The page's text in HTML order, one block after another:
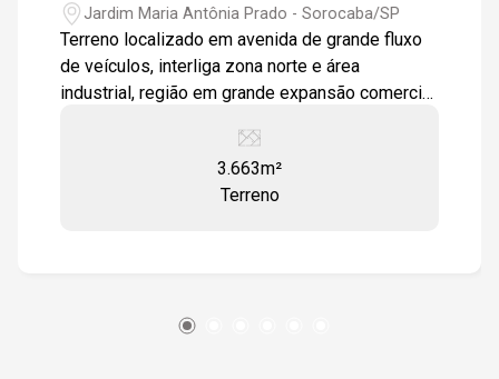
Jardim Maria Antônia Prado - Sorocaba/SP
Terreno localizado em avenida de grande fluxo
de veículos, interliga zona norte e área
industrial, região em grande expansão comercial
condomínios. Frente para duas ruas, facilitando
a logística ou estacionamento, para futuro
comércio, sendo uma excelente Área para
3.663m²
Terreno